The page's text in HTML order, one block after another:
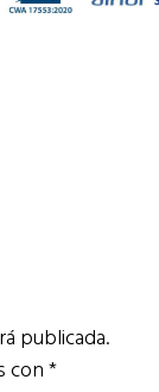
publicada.
con*